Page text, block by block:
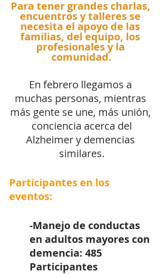
Para tener grandes charlas,
encuentros y talleres se
necesita el apoyo de las
familias, del equipo, los
profesionales y la
comunidad.
En febrero llegamos a
muchas personas, mientras
más gente se une, más unión,
conciencia acerca del
Alzheimer y demencias
similares.
Participantes en los
eventos:
-Manejo de conductas
en adultos mayores con
demencia: 485
Participantes